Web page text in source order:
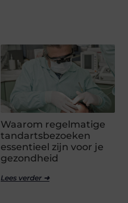
Waarom regelmatige
tandartsbezoeken
essentieel zijn voor je
gezondheid
Lees verder ➜